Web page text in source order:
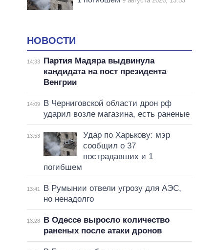
НОВОСТИ
14:33
Партия Мадяра выдвинула
кандидата на пост президента
Венгрии
14:09
В Черниговской области дрон рф
ударил возле магазина, есть раненые
13:53
Удар по Харькову: мэр
сообщил о 37
пострадавших и 1
погибшем
13:41
В Румынии отвели угрозу для АЭС,
но ненадолго
13:28
В Одессе выросло количество
раненых после атаки дронов